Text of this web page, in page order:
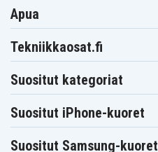
Apua
Tekniikkaosat.fi
Suositut kategoriat
Suositut iPhone-kuoret
Suositut Samsung-kuoret